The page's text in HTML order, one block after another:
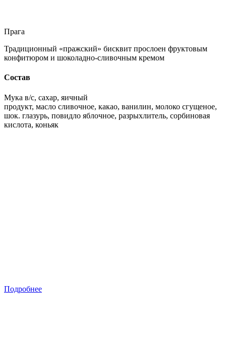
Прага
Традиционный «пражский» бисквит прослоен фруктовым
конфитюром и шоколадно-сливочным кремом
Состав
Мука в/с, сахар, яичный
продукт, масло сливочное, какао, ванилин, молоко сгущеное,
шок. глазурь, повидло яблочное, разрыхлитель, сорбиновая
кислота, коньяк
Подробнее